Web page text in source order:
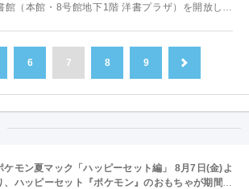
館（本館・8号館地下1階 洋書プラザ）を開放しま
6 7 8 9
ケモン夏マック「ハッピーセット編」 8月7日(金)よ
、ハッピーセット『ポケモン』のおもちゃが期間限